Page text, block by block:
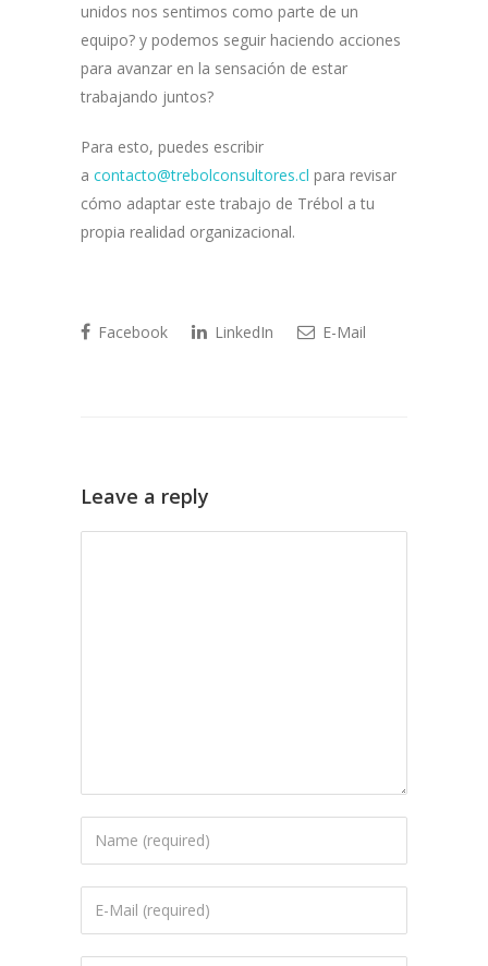
unidos nos sentimos como parte de un
equipo? y podemos seguir haciendo acciones
para avanzar en la sensación de estar
trabajando juntos?
Para esto, puedes escribir
a contacto@trebolconsultores.cl para revisar
cómo adaptar este trabajo de Trébol a tu
propia realidad organizacional.
Facebook LinkedIn E-Mail
Leave a reply